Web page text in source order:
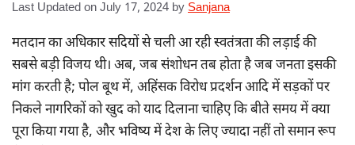
Last Updated on July 17, 2024 by Sanjana
मतदान का अधिकार सदियों से चली आ रही स्वतंत्रता की लड़ाई की
सबसे बड़ी विजय थी। अब, जब संशोधन तब होता है जब जनता इसकी
मांग करती है; पोल बूथ में, अहिंसक विरोध प्रदर्शन आदि में सड़कों पर
निकले नागरिकों को खुद को याद दिलाना चाहिए कि बीते समय में क्या
पूरा किया गया है, और भविष्य में देश के लिए ज्यादा नहीं तो समान रूप